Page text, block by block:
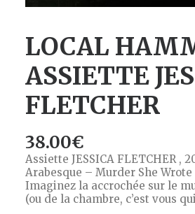
LOCAL
ASSIETTE
FLETCHER
38.00€
Assiette JESSICA FLETCHER ,
Arabesque – Murder She Wrote
Imaginez la accrochée sur le
(ou de la chambre, c’est vous